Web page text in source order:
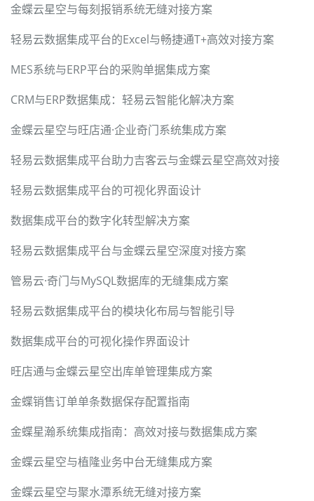
金蝶云星空与每刻报销系统无缝对接方案
轻易云数据集成平台的Excel与畅捷通T+高效对接方案
MES系统与ERP平台的采购单据集成方案
CRM与ERP数据集成：轻易云智能化解决方案
金蝶云星空与旺店通·企业奇门系统集成方案
轻易云数据集成平台助力吉客云与金蝶云星空高效对接
轻易云数据集成平台的可视化界面设计
数据集成平台的数字化转型解决方案
轻易云数据集成平台与金蝶云星空深度对接方案
管易云·奇门与MySQL数据库的无缝集成方案
轻易云数据集成平台的模块化布局与智能引导
数据集成平台的可视化操作界面设计
旺店通与金蝶云星空出库单管理集成方案
金蝶销售订单单条数据保存配置指南
金蝶星瀚系统集成指南：高效对接与数据集成方案
金蝶云星空与植隆业务中台无缝集成方案
金蝶云星空与聚水潭系统无缝对接方案